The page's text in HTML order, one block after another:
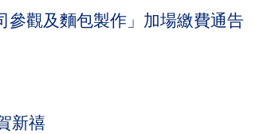
參觀及麵包製作」加場繳費通告
新禧